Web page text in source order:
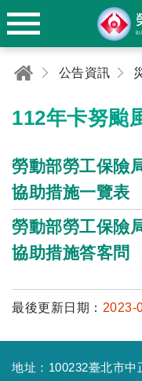
公告資訊
112年卡努颱
勞動部勞工保險
協助措施一覽表
勞動部勞工保險
協助措施答客問
最後更新日期： 2023-
地址：100232臺北市中